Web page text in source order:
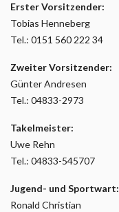
Erster Vorsitzender:
Tobias Henneberg
Tel.: 0151 560 222 34
Zweiter Vorsitzender:
Günter Andresen
Tel.: 04833-2973
Takelmeister:
Uwe Rehn
Tel.: 04833-545707
Jugend- und Sportwart:
Ronald Christian